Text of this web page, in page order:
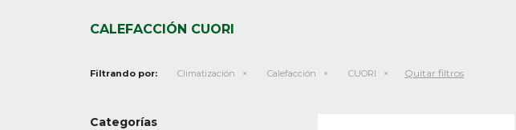
CALEFACCIÓN CUORI
Filtrando por: Climatización Calefacción CUORI Quitar filtros
Categorías